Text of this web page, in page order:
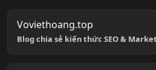
Voviethoang.top
Blog chia sẻ kiến thức SEO &